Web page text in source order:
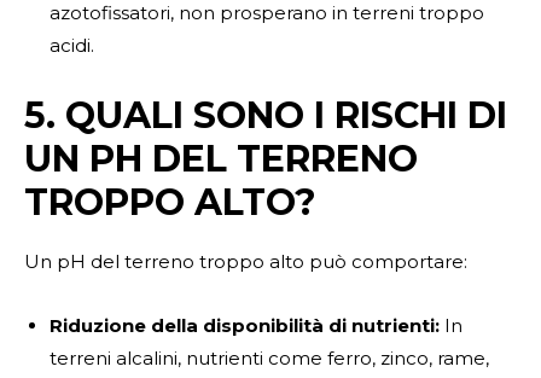
azotofissatori, non prosperano in terreni troppo
acidi.
5. QUALI SONO I RISCHI DI
UN PH DEL TERRENO
TROPPO ALTO?
Un pH del terreno troppo alto può comportare:
Riduzione della disponibilità di nutrienti: In
terreni alcalini, nutrienti come ferro, zinco, rame,